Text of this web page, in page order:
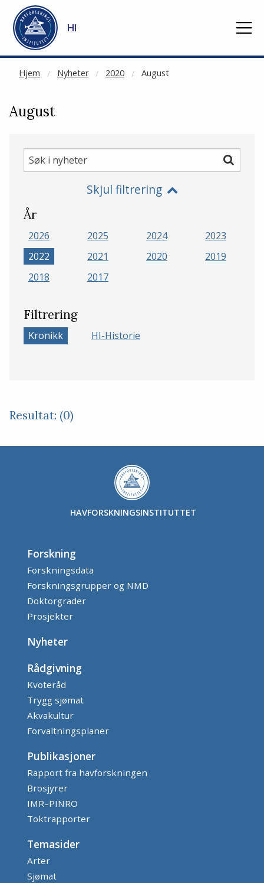
Gå til hovedinnhold
HI
Hjem Nyheter 2020 August
NOT CACHED
August
Søk
i
Søk
Skjul filtrering
År
2026 2025 2024
2023
2022
2021 2020
2019
2018
2017
Filtrering
Kronikk HI-Historie
Resultat: (0)
HAVFORSKNINGSINSTITUTTET
Forskning
Forskningsdata
Forskningsgrupper og NMD
Doktorgrader
Prosjekter
Nyheter
Rådgivning
Kvoteråd
Trygg sjømat
Akvakultur
Forvaltningsplaner
Publikasjoner
Rapport fra havforskningen
Brosjyrer
IMR–PINRO
Toktrapporter
Temasider
Arter
Sjømat